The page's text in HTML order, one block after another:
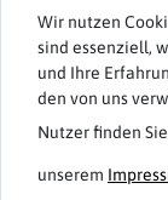
Wir nutzen
sind essenziell,
und Ihre
den von uns
Nutzer finden
unserem